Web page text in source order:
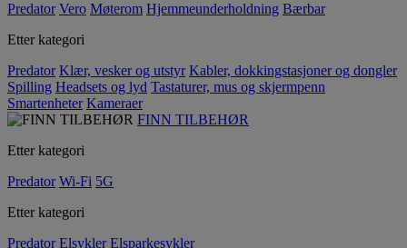
Predator Vero Møterom Hjemmeunderholdning Bærbar
Etter kategori
Predator Klær, vesker og utstyr Kabler, dokkingstasjoner og dongler
Spilling Headsets og lyd Tastaturer, mus og skjermpenn
Smartenheter Kameraer
FINN TILBEHØR
Etter kategori
Predator Wi-Fi 5G
Etter kategori
Predator Elsykler Elsparkesykler